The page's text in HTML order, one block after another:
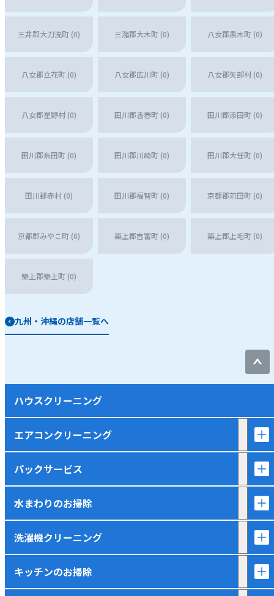
三井郡大刀洗町 (0) 三潴郡大木町 (0) 八女郡黒木町 (0)
八女郡立花町 (0) 八女郡広川町 (0) 八女郡矢部村 (0)
八女郡星野村 (0) 田川郡香春町 (0) 田川郡添田町 (0)
田川郡糸田町 (0) 田川郡川崎町 (0) 田川郡大任町 (0)
田川郡赤村 (0) 田川郡福智町 (0) 京都郡苅田町 (0)
京都郡みやこ町 (0) 築上郡吉富町 (0) 築上郡上毛町 (0)
築上郡築上町 (0)
九州・沖縄の店舗一覧へ
ハウスクリーニング
エアコンクリーニング
パックサービス
水まわりのお掃除
洗濯機クリーニング
キッチンのお掃除